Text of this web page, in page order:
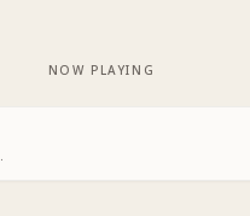
NOW PLAYING